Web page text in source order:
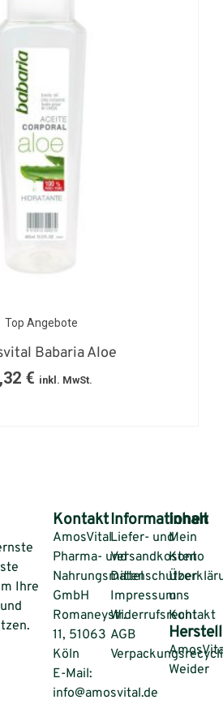
Top Angebote
Babaria Aloe
€ inkl. MwSt.
Ihre
Kontakt
AmosVital
Pharma- und
Nahrungsmittel
GmbH
Romaneystr.
11, 51063
Köln
E-Mail:
info@amosvital.de
Informationen
Liefer- und
Versandkosten
Impressum
Widerrufsrecht
AGB
Inhalt
Mein
Konto
Über
uns
Kontakt
Weider